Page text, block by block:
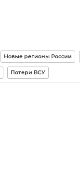
Новые регионы России
Потери ВСУ